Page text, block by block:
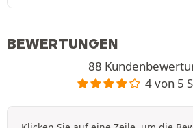
BEWERTUNGEN
88
4 von 5